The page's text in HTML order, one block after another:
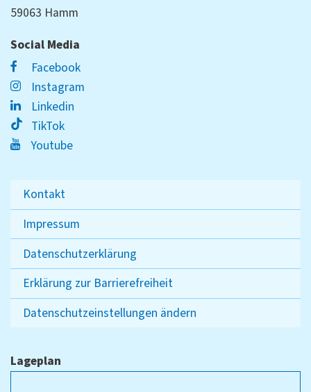
59063 Hamm
Social Media
Facebook
Instagram
Linkedin
TikTok
Youtube
Kontakt
Impressum
Datenschutzerklärung
Erklärung zur Barrierefreiheit
Datenschutzeinstellungen ändern
Lageplan